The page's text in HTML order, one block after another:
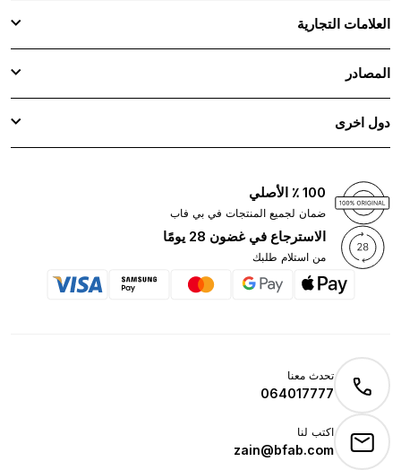
العلامات التجارية
المصادر
دول اخرى
100 ٪ الأصلي
ضمان لجميع المنتجات في بي فاب
الاسترجاع في غضون 28 يومًا
من استلام طلبك
تحدث معنا
064017777
اكتب لنا
zain@bfab.com